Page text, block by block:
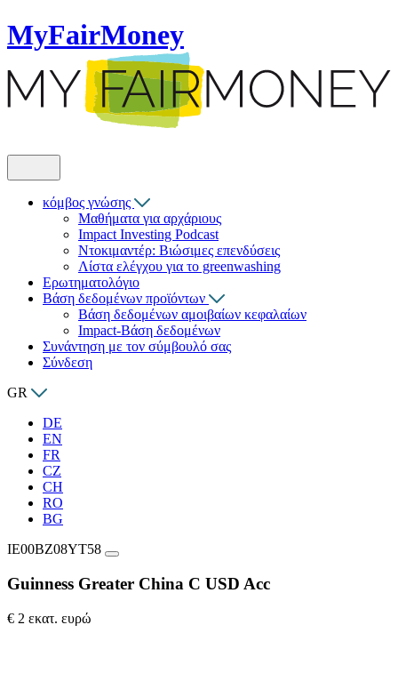
MyFairMoney
κόμβος γνώσης
Μαθήματα για αρχάριους
Impact Investing Podcast
Ντοκιμαντέρ: Βιώσιμες επενδύσεις
Λίστα ελέγχου για το greenwashing
Ερωτηματολόγιο
Βάση δεδομένων προϊόντων
Βάση δεδομένων αμοιβαίων κεφαλαίων
Impact-Βάση δεδομένων
Συνάντηση με τον σύμβουλό σας
Σύνδεση
GR
DE
EN
FR
CZ
CH
RO
BG
IE00BZ08YT58
Guinness Greater China C USD Acc
€ 2 εκατ. ευρώ